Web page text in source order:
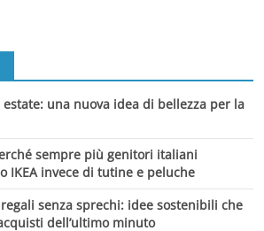
una nuova idea di bellezza per la
sempre più genitori italiani
IKEA invece di tutine e peluche
senza sprechi: idee sostenibili che
dell’ultimo minuto